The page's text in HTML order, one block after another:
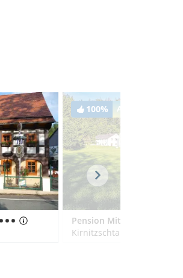
100% AWARD
Kirnitzschtal, Deutschland